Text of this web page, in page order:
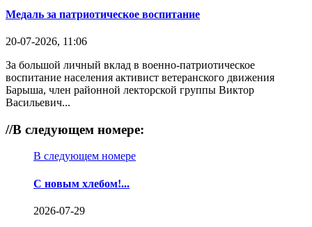
Медаль за патриотическое воспитание
20-07-2026, 11:06
За большой личный вклад в военно-патриотическое
воспитание населения активист ветеранского движения
Барыша, член районной лекторской группы Виктор
Васильевич...
//В следующем номере:
В следующем номере
С новым хлебом!...
2026-07-29